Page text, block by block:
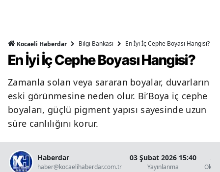
Kocaeli Haberdar Bilgi Bankası En İyi İç Cephe Boyası Hangisi?
En İyi İç Cephe Boyası Hangisi?
Zamanla solan veya sararan boyalar, duvarların
eski görünmesine neden olur. Bi’Boya iç cephe
boyaları, güçlü pigment yapısı sayesinde uzun
süre canlılığını korur.
Haberdar
haber@kocaelihaberdar.com.tr
03 Şubat 2026 15:40
Yayınlanma
2